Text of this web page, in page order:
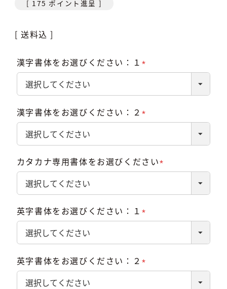
[ 175 ポイント進呈 ]
送料込
漢字書体をお選びください：１
漢字書体をお選びください：２
カタカナ専用書体をお選びください
英字書体をお選びください：１
英字書体をお選びください：２